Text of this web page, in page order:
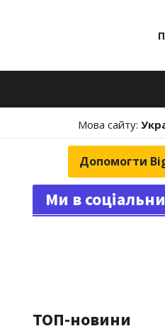
Мова сайту:
Допомогти
Ми в
ТОП-новини